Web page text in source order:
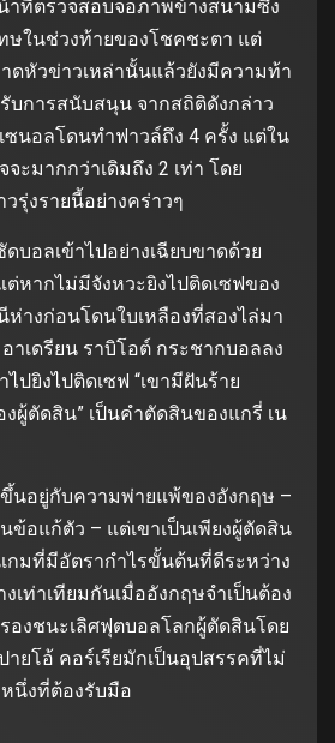
าที่ตรวจสอบจอภาพข้างสนามซึ่ง
ษในช่วงท้ายของโชคชะตา แต่
ดหัวข่าวเหล่านั้นแล้วยังมีความท้า
บการสนับสนุน จากสถิติดังกล่าว
ซนอลโดนทําฟาวล์ถึง 4 ครั้ง แต่ใน
ะมากกว่าเดิมถึง 2 เท่า โดย
รุ่งรายนี้อย่างคร่าวๆ
บอลเข้าไปอย่างเฉียบขาดด้วย
หากไม่มีจังหวะยิงไปติดเซฟของ
างก่อนโดนใบเหลืองที่สองไล่มา
าเดรียน ราบิโอต์ กระชากบอลลง
ปยิงไปติดเซฟ “เขามีฝันร้าย
ผู้ตัดสิน” เป็นคําตัดสินของแกรี่ เน
นอยู่กับความพ่ายแพ้ของอังกฤษ –
ข้อแก้ตัว – แต่เขาเป็นเพียงผู้ตัดสิน
กมที่มีอัตรากําไรขั้นต้นที่ดีระหว่าง
เท่าเทียมกันเมื่ออังกฤษจําเป็นต้อง
องชนะเลิศฟุตบอลโลกผู้ตัดสินโดย
ยโอ้ คอร์เรียมักเป็นอุปสรรคที่ไม่
นึ่งที่ต้องรับมือ